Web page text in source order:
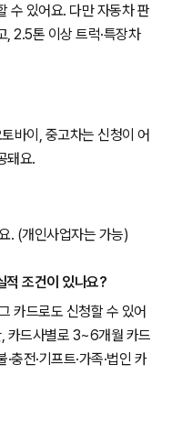
수 있어요. 다만 자동차 판
, 2.5톤 이상 트럭·특장차
바이, 중고차는 신청이 어
돼요.
. (개인사업자는 가능)
적 조건이 있나요?
카드로도 신청할 수 있어
카드사별로 3~6개월 카드
충전·기프트·가족·법인 카